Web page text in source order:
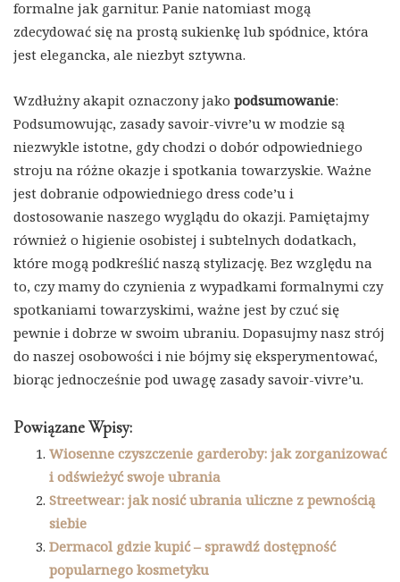
formalne jak garnitur. Panie natomiast mogą
zdecydować się na prostą sukienkę lub spódnice, która
jest elegancka, ale niezbyt sztywna.
Wzdłużny akapit oznaczony jako podsumowanie:
Podsumowując, zasady savoir-vivre’u w modzie są
niezwykle istotne, gdy chodzi o dobór odpowiedniego
stroju na różne okazje i spotkania towarzyskie. Ważne
jest dobranie odpowiedniego dress code’u i
dostosowanie naszego wyglądu do okazji. Pamiętajmy
również o higienie osobistej i subtelnych dodatkach,
które mogą podkreślić naszą stylizację. Bez względu na
to, czy mamy do czynienia z wypadkami formalnymi czy
spotkaniami towarzyskimi, ważne jest by czuć się
pewnie i dobrze w swoim ubraniu. Dopasujmy nasz strój
do naszej osobowości i nie bójmy się eksperymentować,
biorąc jednocześnie pod uwagę zasady savoir-vivre’u.
Powiązane Wpisy:
Wiosenne czyszczenie garderoby: jak zorganizować
i odświeżyć swoje ubrania
Streetwear: jak nosić ubrania uliczne z pewnością
siebie
Dermacol gdzie kupić – sprawdź dostępność
popularnego kosmetyku